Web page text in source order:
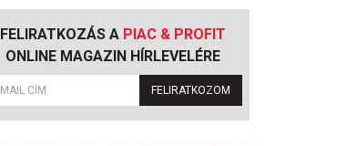
FELIRATKOZÁS A PIAC & PROFIT
ONLINE MAGAZIN HÍRLEVELÉRE
FELIRATKOZOM